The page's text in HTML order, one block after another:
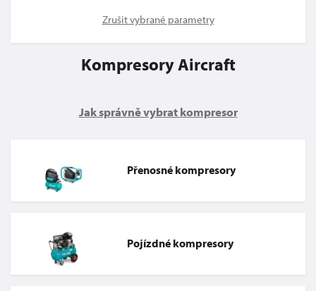
Zrušit vybrané parametry
Kompresory Aircraft
Jak správně vybrat kompresor
Přenosné kompresory
Pojízdné kompresory